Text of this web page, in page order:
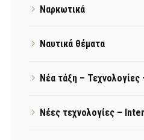
Ναρκωτικά
Ναυτικά θέματα
Νέα τάξη – Τεχνολογίες
Νέες τεχνολογίες –